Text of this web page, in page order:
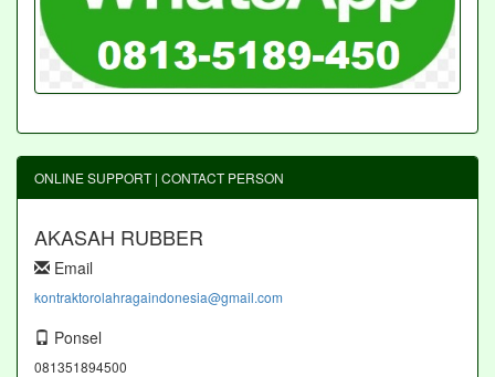
ONLINE SUPPORT | CONTACT PERSON
AKASAH RUBBER
Email
kontraktorolahragaindonesia@gmail.com
Ponsel
081351894500